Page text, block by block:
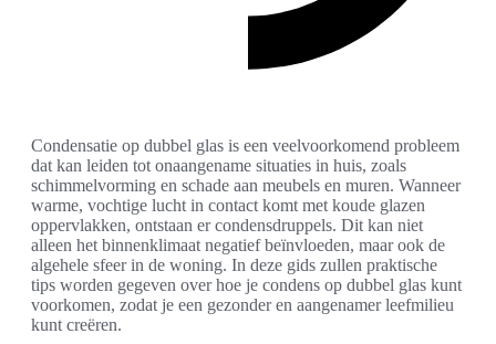
Condensatie op dubbel glas is een veelvoorkomend probleem
dat kan leiden tot onaangename situaties in huis, zoals
schimmelvorming en schade aan meubels en muren. Wanneer
warme, vochtige lucht in contact komt met koude glazen
oppervlakken, ontstaan er condensdruppels. Dit kan niet
alleen het binnenklimaat negatief beïnvloeden, maar ook de
algehele sfeer in de woning. In deze gids zullen praktische
tips worden gegeven over hoe je condens op dubbel glas kunt
voorkomen, zodat je een gezonder en aangenamer leefmilieu
kunt creëren.